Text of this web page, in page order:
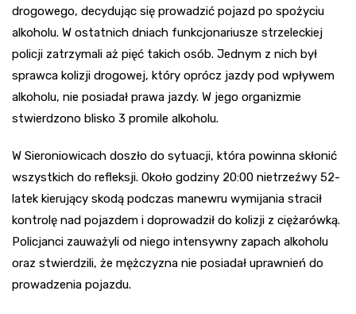
drogowego, decydując się prowadzić pojazd po spożyciu
alkoholu. W ostatnich dniach funkcjonariusze strzeleckiej
policji zatrzymali aż pięć takich osób. Jednym z nich był
sprawca kolizji drogowej, który oprócz jazdy pod wpływem
alkoholu, nie posiadał prawa jazdy. W jego organizmie
stwierdzono blisko 3 promile alkoholu.
W Sieroniowicach doszło do sytuacji, która powinna skłonić
wszystkich do refleksji. Około godziny 20:00 nietrzeźwy 52-
latek kierujący skodą podczas manewru wymijania stracił
kontrolę nad pojazdem i doprowadził do kolizji z ciężarówką.
Policjanci zauważyli od niego intensywny zapach alkoholu
oraz stwierdzili, że mężczyzna nie posiadał uprawnień do
prowadzenia pojazdu.